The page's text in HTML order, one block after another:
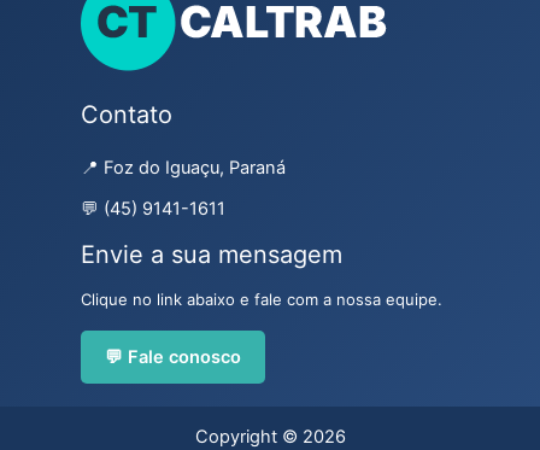
Contato
📍 Foz do Iguaçu, Paraná
💬 (45) 9141-1611
Envie a sua mensagem
Clique no link abaixo e fale com a nossa equipe.
💬 Fale conosco
Copyright © 2026